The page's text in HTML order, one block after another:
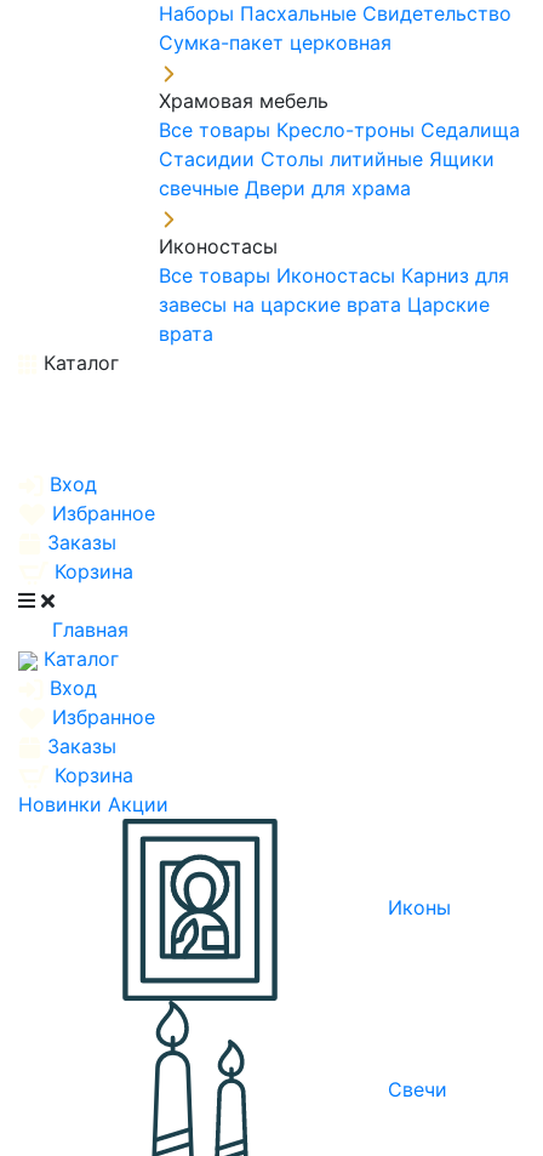
Наборы Пасхальные Свидетельство
Сумка-пакет церковная
Храмовая мебель
Все товары Кресло-троны Седалища
Стасидии Столы литийные Ящики
свечные Двери для храма
Иконостасы
Все товары Иконостасы Карниз для
завесы на царские врата Царские
врата
Каталог
Вход
Избранное
Заказы
Корзина
Главная
Каталог
Вход
Избранное
Заказы
Корзина
Новинки Акции
Иконы
Свечи